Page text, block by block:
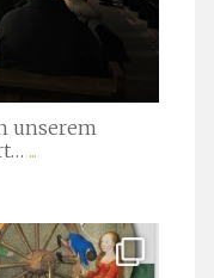
unserem
...